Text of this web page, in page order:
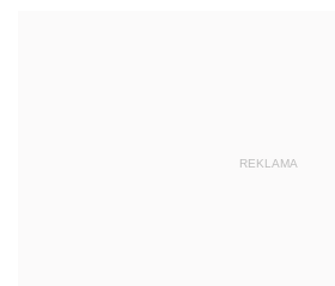
REKLAMA